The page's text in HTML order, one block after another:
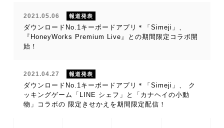
2021.05.06 報道発表
ダウンロードNo.1キーボードアプリ＊「Simeji」、
『HoneyWorks Premium Live』との期間限定コラボ開
始！
2021.04.27 報道発表
ダウンロードNo.1キーボードアプリ＊「Simeji」、 ク
ッキングゲーム「LINE シェフ」と「カナヘイの小動
物」コラボの 限定きせかえを期間限定配信！